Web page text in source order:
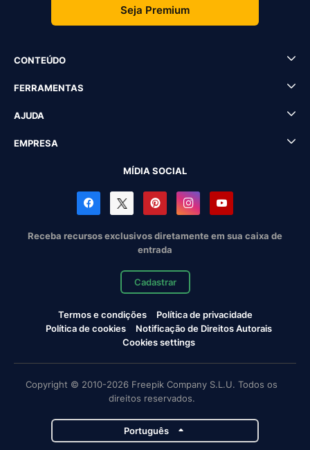
Seja Premium
CONTEÚDO
FERRAMENTAS
AJUDA
EMPRESA
MÍDIA SOCIAL
Receba recursos exclusivos diretamente em sua caixa de
entrada
Cadastrar
Termos e condições
Política de privacidade
Política de cookies
Notificação de Direitos Autorais
Cookies settings
Copyright © 2010-2026 Freepik Company S.L.U. Todos os
direitos reservados.
Português